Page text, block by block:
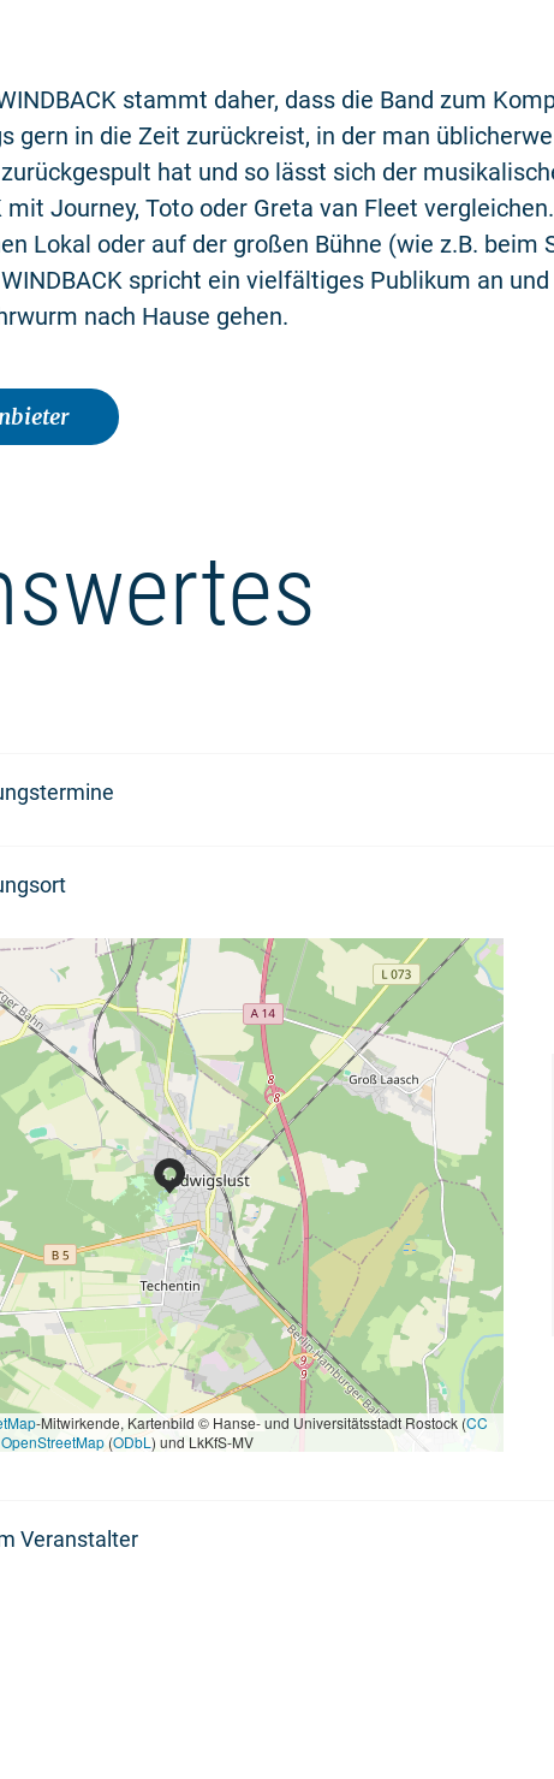
stammt daher, dass die Band zum
gern in die Zeit zurückreist, in der man
hat und so lässt sich der
mit Journey, Toto oder Greta van Fleet vergleichen.
Lokal oder auf der großen Bühne (wie z.B. beim
spricht ein vielfältiges Publikum an
nach Hause gehen.
-Mitwirkende, Kartenbild © Hanse- und Universitätsstadt Rostock (CC
OpenStreetMap(ODbL) und LkKfS-MV
Veranstalter